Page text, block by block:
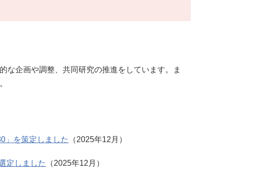
企画や調整、共同研究の推進をしています。ま
」を策定しました
（2025年12月）
定しました （2025年12月）